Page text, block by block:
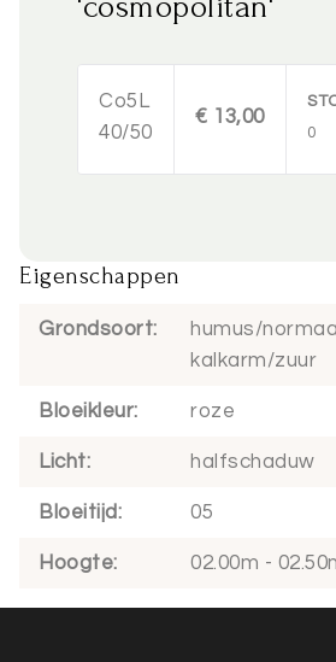
Co5L
40/50
€ 13,00
0
Eigenschappen
Grondsoort humus/normaal
kalkarm/zuur
Bloeikleur roze
Licht halfschaduw
Bloeitijd 05
Hoogte 02.00m -